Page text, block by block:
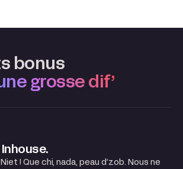
bonus
grosse dif’
! Que chi, nada, peau d’zob. Nous ne